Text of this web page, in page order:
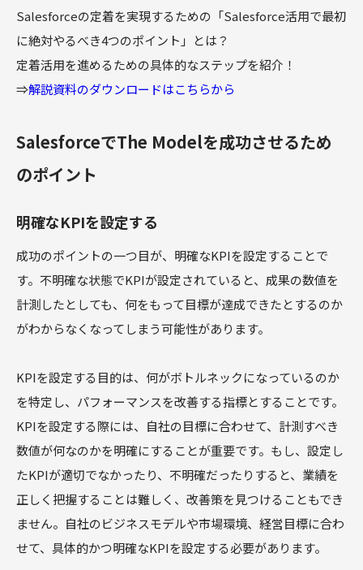
Salesforceの定着を実現するための「Salesforce活用で最初
に絶対やるべき4つのポイント」とは？
定着活用を進めるための具体的なステップを紹介！
⇒解説資料のダウンロードはこちらから
SalesforceでThe Modelを成功させるため
のポイント
明確なKPIを設定する
成功のポイントの一つ目が、明確なKPIを設定することで
す。不明確な状態でKPIが設定されていると、成果の数値を
計測したとしても、何をもって目標が達成できたとするのか
がわからなくなってしまう可能性があります。
KPIを設定する目的は、何がボトルネックになっているのか
を特定し、パフォーマンスを改善する指標とすることです。
KPIを設定する際には、自社の目標に合わせて、計測すべき
数値が何なのかを明確にすることが重要です。もし、設定し
たKPIが適切でなかったり、不明確だったりすると、業績を
正しく把握することは難しく、改善策を見つけることもでき
ません。自社のビジネスモデルや市場環境、経営目標に合わ
せて、具体的かつ明確なKPIを設定する必要があります。